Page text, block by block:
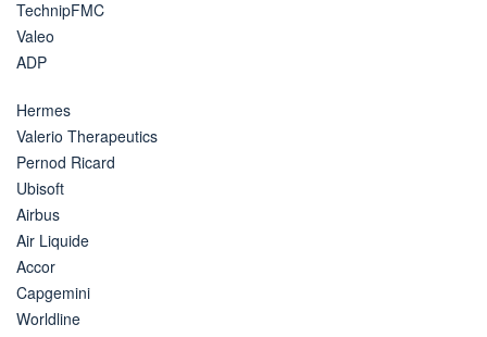
TechnipFMC
Valeo
ADP
Hermes
Valerio Therapeutics
Pernod Ricard
Ubisoft
Airbus
Air Liquide
Accor
Capgemini
Worldline